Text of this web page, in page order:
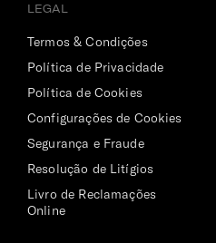
LEGAL
Termos & Condições
Política de Privacidade
Política de Cookies
Configurações de Cookies
Segurança e Fraude
Resolução de Litígios
Livro de Reclamações
Online